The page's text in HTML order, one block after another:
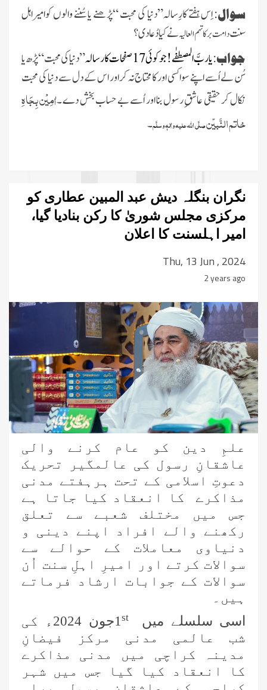
سوال: اِس ہفتے کارِسالہ”دنیا کی محبت“پڑھنے یاسُننے والوں کوامیراہل
سنتدامت برکاتہم العالیہنے کیا دُعا دی ؟
جواب:یاربَّ المصطفٰے! جو کوئی 17 صفحات کا رسالہ ”دنیا کی محبت“پڑھ یا
سُن لے اُسے اپنے سواکسی اور کا محتاج نہ کراور اس کے دل سے دنیا کی محبت
نکال کر حقیقی عاشقِ رسول بنا اور اُسے بے حساب بخش دے ۔اٰمِیْن بِجَاہِ
خاتم النَّبیّنصلَّی اللہ علیہ واٰلہٖ وسلَّم۔
نگران بنگلہ دیش عبد المبین عطاری کو
مرکزی مجلس شوریٰ کا رکن بنادیا گیا،
امیر اہلسنت کا اعلان
Thu, 13 Jun , 2024
2 years ago
علمِ دین کو عام کرنے والی
عاشقانِ رسول کی عالمگیر تحریک
دعوتِ اسلامی کے تحت ہرہفتے مدنی
مذاکرے کا انعقاد کیا جاتا ہے
جس میں مختلف شعبے سے تعلق
رکھنے والے افراد اپنے دینی و
دنیاوی معاملات کے حوالے سے
سوالات کرتے اور امیرِ اہلِ سنت اُن
سوالات کے جوابات ارشاد فرماتے
ہیں۔
اسی سلسلے میں
1st
جون 2024ء کی
شب عالمی مدنی مرکز فیضانِ
مدینہ کراچی میں مدنی مذاکرے
کا انعقاد کیا گیا جس میں شہر